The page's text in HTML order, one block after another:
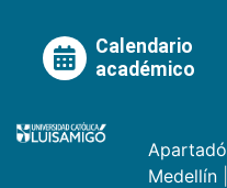
Calendario
académico
Apartadó
Medellín